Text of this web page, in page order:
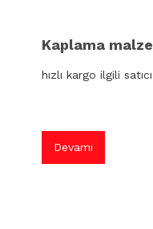
hızlı kargo ilgili satıcı
Devamı